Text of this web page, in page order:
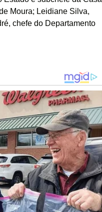
Moura; Leidiane Silva,
chefe do Departamento